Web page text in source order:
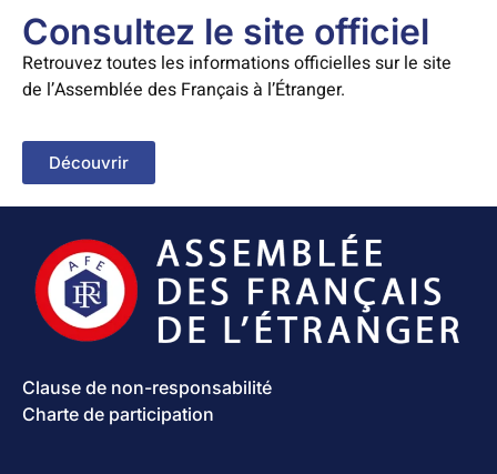
Consultez le site officiel
Retrouvez toutes les informations officielles sur le site
de l’Assemblée des Français à l’Étranger.
Découvrir
Clause de non-responsabilité
Charte de participation